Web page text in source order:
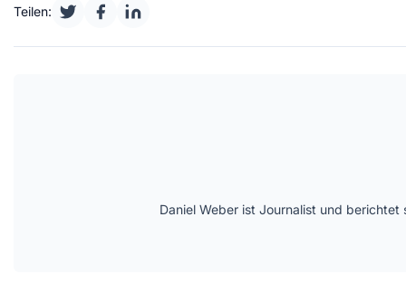
Teilen:
Daniel Weber ist Journalist und